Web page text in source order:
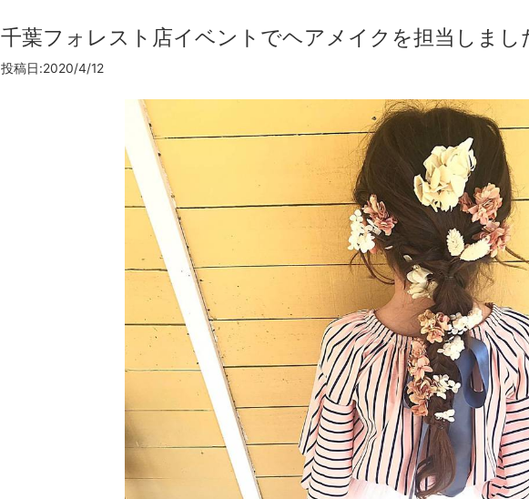
千葉フォレスト店イベントでヘアメイクを担当しまし
投稿日:2020/4/12